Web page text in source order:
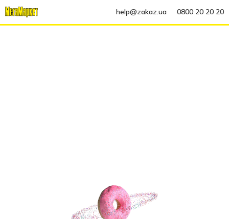
help@zakaz.ua 0800 20 20 20